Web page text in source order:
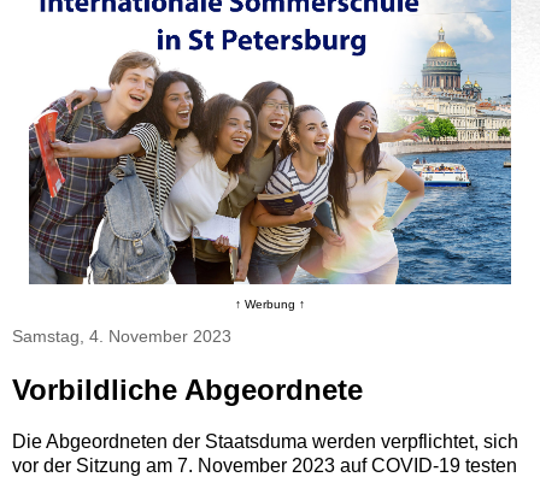
↑ Werbung ↑
Samstag, 4. November 2023
Vorbildliche Abgeordnete
Die Abgeordneten der Staatsduma werden verpflichtet, sich
vor der Sitzung am 7. November 2023 auf COVID-19 testen